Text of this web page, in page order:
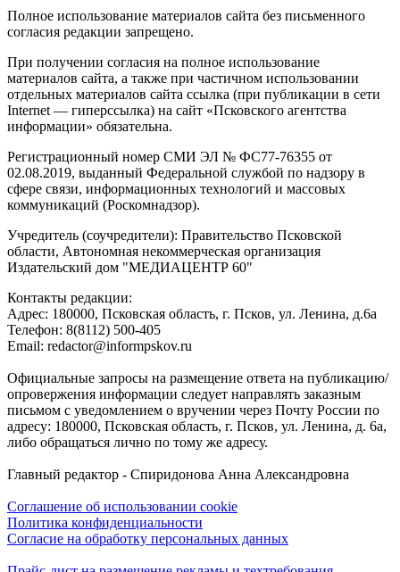
Полное использование материалов сайта без письменного
согласия редакции запрещено.
При получении согласия на полное использование
материалов сайта, а также при частичном использовании
отдельных материалов сайта ссылка (при публикации в сети
Internet — гиперссылка) на сайт «Псковского агентства
информации» обязательна.
Регистрационный номер СМИ ЭЛ № ФС77-76355 от
02.08.2019, выданный Федеральной службой по надзору в
сфере связи, информационных технологий и массовых
коммуникаций (Роскомнадзор).
Учредитель (соучредители): Правительство Псковской
области, Автономная некоммерческая организация
Издательский дом "МЕДИАЦЕНТР 60"
Контакты редакции:
Адреc: 180000, Псковская область, г. Псков, ул. Ленина, д.6а
Телефон: 8(8112) 500-405
Email: redactor@informpskov.ru
Официальные запросы на размещение ответа на публикацию/
опровержения информации следует направлять заказным
письмом с уведомлением о вручении через Почту России по
адресу: 180000, Псковская область, г. Псков, ул. Ленина, д. 6а,
либо обращаться лично по тому же адресу.
Главный редактор - Спиридонова Анна Александровна
Соглашение об использовании cookie
Политика конфиденциальности
Согласие на обработку персональных данных